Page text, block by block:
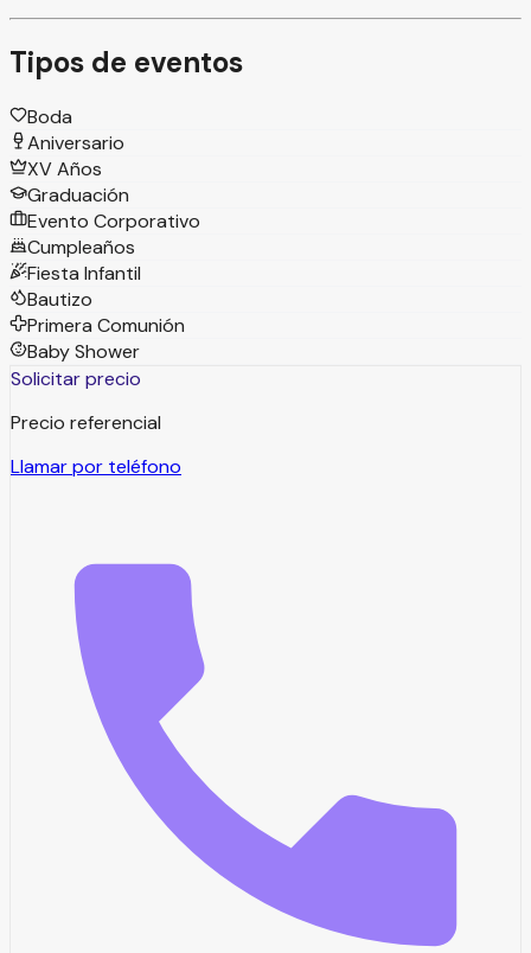
Tipos de eventos
Boda
Aniversario
XV Años
Graduación
Evento Corporativo
Cumpleaños
Fiesta Infantil
Bautizo
Primera Comunión
Baby Shower
Solicitar precio
Precio referencial
Llamar por teléfono